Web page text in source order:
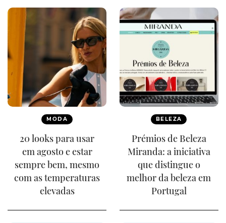
MODA
20 looks para usar
em agosto e estar
sempre bem, mesmo
com as temperaturas
elevadas
BELEZA
Prémios de Beleza
Miranda: a iniciativa
que distingue o
melhor da beleza em
Portugal